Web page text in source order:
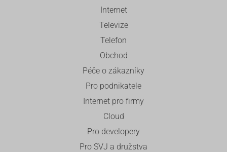
Internet
Televize
Telefon
Obchod
Péče o zákazníky
Pro podnikatele
Internet pro firmy
Cloud
Pro developery
Pro SVJ a družstva